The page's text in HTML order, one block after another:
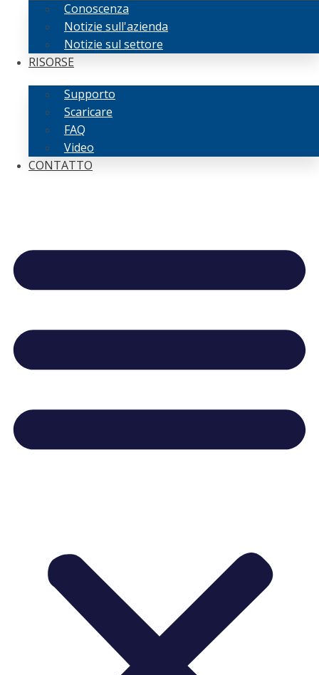
Conoscenza
Notizie sull'azienda
Notizie sul settore
RISORSE
Supporto
Scaricare
FAQ
Video
CONTATTO